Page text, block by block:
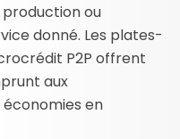
ou
donné. Les plates-
P2P offrent
aux
en